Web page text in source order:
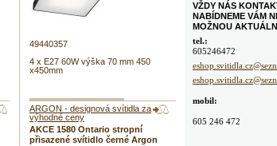
49440357
4 x E27 60W výška 70 mm 450
x450mm
ARGON - designová svítidla za
výhodné ceny
AKCE 1580 Ontario stropní
přisazené svítidlo černé Argon
VŽDY NÁS
NABÍDNEME VÁM
MOŽNOU
tel.:
605246472
mobil:
605 246 472